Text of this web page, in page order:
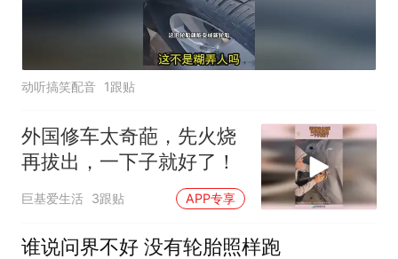
动听搞笑配音 1跟贴
外国修车太奇葩，先火烧
再拔出，一下子就好了！
巨基爱生活 3跟贴 APP专享
谁说问界不好 没有轮胎照样跑